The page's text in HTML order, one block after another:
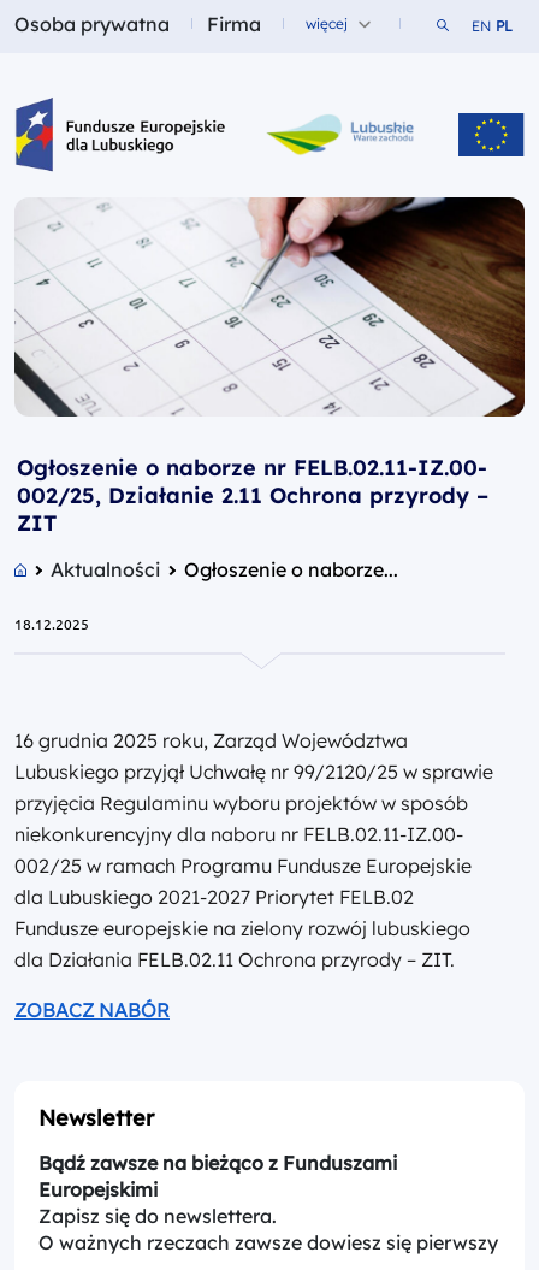
Fundusze dla
Osoba prywatna Fundusze dla
Firma więcej Szukaj w
EN PL
Fundusze Europejskie dla Lubuskiego
Ogłoszenie o naborze nr FELB.02.11-IZ.00-
002/25, Działanie 2.11 Ochrona przyrody –
ZIT
Aktualności Ogłoszenie o naborze...
18.12.2025
16 grudnia 2025 roku, Zarząd Województwa
Lubuskiego przyjął Uchwałę nr 99/2120/25 w sprawie
przyjęcia Regulaminu wyboru projektów w sposób
niekonkurencyjny dla naboru nr FELB.02.11-IZ.00-
002/25 w ramach Programu Fundusze Europejskie
dla Lubuskiego 2021-2027 Priorytet FELB.02
Fundusze europejskie na zielony rozwój lubuskiego
dla Działania FELB.02.11 Ochrona przyrody – ZIT.
ZOBACZ NABÓR
Newsletter
Bądź zawsze na bieżąco z Funduszami
Europejskimi
Zapisz się do newslettera.
O ważnych rzeczach zawsze dowiesz się pierwszy